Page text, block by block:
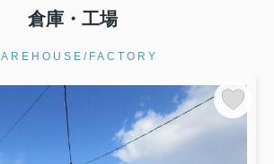
倉庫・工場
FACTORY